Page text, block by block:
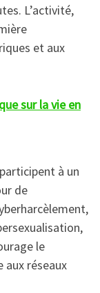
L’activité,
et aux
sur la vie en
à un
de
le
aux réseaux